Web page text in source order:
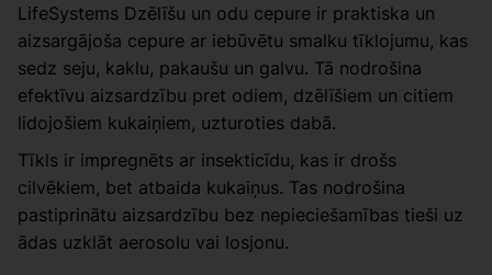
LifeSystems Dzēlīšu un odu cepure ir praktiska un
aizsargājoša cepure ar iebūvētu smalku tīklojumu, kas
sedz seju, kaklu, pakaušu un galvu. Tā nodrošina
efektīvu aizsardzību pret odiem, dzēlīšiem un citiem
lidojošiem kukaiņiem, uzturoties dabā.
Tīkls ir impregnēts ar insekticīdu, kas ir drošs
cilvēkiem, bet atbaida kukaiņus. Tas nodrošina
pastiprinātu aizsardzību bez nepieciešamības tieši uz
ādas uzklāt aerosolu vai losjonu.